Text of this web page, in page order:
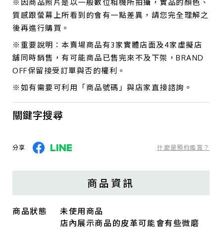
※因商品照片是以一般數位相機所拍攝，實品的顏色、
質感跟螢幕上所看到的會有一點差異，請您完全理解之
後再進行購買。
※重要說明：本賣場商品有3家實體店面及4家虛擬店
舖同時銷售，有可能商品已售完來不及下架，BRAND
OFF保留接受訂單與否的權利。
※如有需要可利用「商品號碼」與店家直接諮詢。
關鍵字搜尋
分享 什麼是預約鑑賞？
商品資訊
商品狀態
未使用商品
店內展示商品的皮革可能會有些微磨